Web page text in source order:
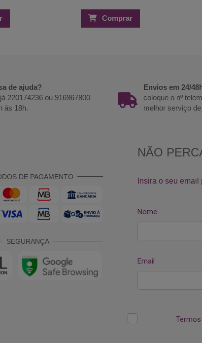
Comprar
de ajuda?
220174236 ou 916967800
às 18h.
Envios em 24/
coloque o nº
melhor serviço
DE PAGAMENTO
SEGURANÇA